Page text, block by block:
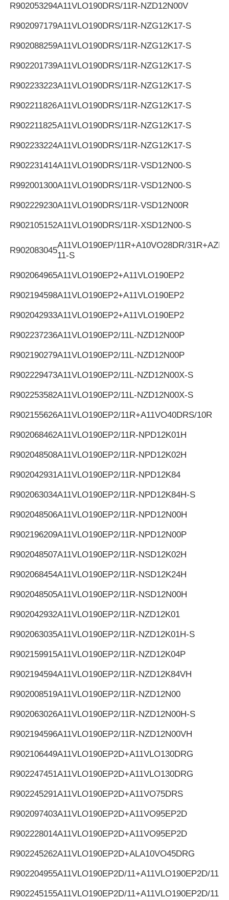
R902053294A11VLO190DRS/11R-NZD12N00V
R902097179A11VLO190DRS/11R-NZG12K17-S
R902088259A11VLO190DRS/11R-NZG12K17-S
R902201739A11VLO190DRS/11R-NZG12K17-S
R902233223A11VLO190DRS/11R-NZG12K17-S
R902211826A11VLO190DRS/11R-NZG12K17-S
R902211825A11VLO190DRS/11R-NZG12K17-S
R902233224A11VLO190DRS/11R-NZG12K17-S
R902231414A11VLO190DRS/11R-VSD12N00-S
R992001300A11VLO190DRS/11R-VSD12N00-S
R902229230A11VLO190DRS/11R-VSD12N00R
R902105152A11VLO190DRS/11R-XSD12N00-S
R902083045
A11VLO190EP/11R+A10VO28DR/
11-S
R902064965A11VLO190EP2+A11VLO190EP2
R902194598A11VLO190EP2+A11VLO190EP2
R902042933A11VLO190EP2+A11VLO190EP2
R902237236A11VLO190EP2/11L-NZD12N00P
R902190279A11VLO190EP2/11L-NZD12N00P
R902229473A11VLO190EP2/11L-NZD12N00X-S
R902253582A11VLO190EP2/11L-NZD12N00X-S
R902155626A11VLO190EP2/11R+A11VO40DRS/10R
R902068462A11VLO190EP2/11R-NPD12K01H
R902048508A11VLO190EP2/11R-NPD12K02H
R902042931A11VLO190EP2/11R-NPD12K84
R902063034A11VLO190EP2/11R-NPD12K84H-S
R902048506A11VLO190EP2/11R-NPD12N00H
R902196209A11VLO190EP2/11R-NPD12N00P
R902048507A11VLO190EP2/11R-NSD12K02H
R902068454A11VLO190EP2/11R-NSD12K24H
R902048505A11VLO190EP2/11R-NSD12N00H
R902042932A11VLO190EP2/11R-NZD12K01
R902063035A11VLO190EP2/11R-NZD12K01H-S
R902159915A11VLO190EP2/11R-NZD12K04P
R902194594A11VLO190EP2/11R-NZD12K84VH
R902008519A11VLO190EP2/11R-NZD12N00
R902063026A11VLO190EP2/11R-NZD12N00H-S
R902194596A11VLO190EP2/11R-NZD12N00VH
R902106449A11VLO190EP2D+A11VLO130DRG
R902247451A11VLO190EP2D+A11VLO130DRG
R902245291A11VLO190EP2D+A11VO75DRS
R902097403A11VLO190EP2D+A11VO95EP2D
R902228014A11VLO190EP2D+A11VO95EP2D
R902245262A11VLO190EP2D+ALA10VO45DRG
R902204955A11VLO190EP2D/11+A11VLO190EP2D/11
R902245155A11VLO190EP2D/11+A11VLO190EP2D/11